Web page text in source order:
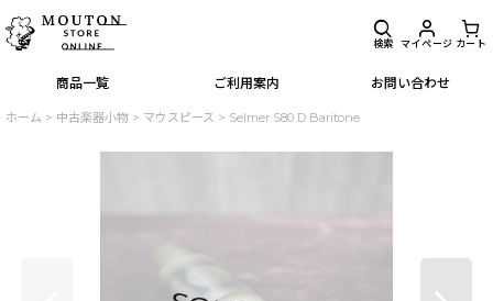
商品一覧 ご利用案内 お問い合わせ
検索 マイページ カート
ホーム > 中古楽器小物 > マウスピース > Selmer S80 D Baritone